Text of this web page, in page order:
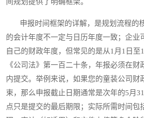
申报时间框架的详解，是规划流程的
的会计年度不一定与日历年度一致；企业
自己的财政年度，但常见的是从1月1日至
《公司法》第一百二十条，年报必须在财
内提交。举例来说，如果您的童装公司财
束，那么申报截止日期通常是次年的5月
点只是提交的最后期限；实际所需时间包